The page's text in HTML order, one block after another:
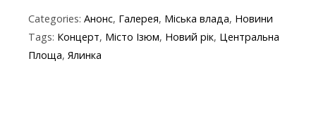
e
b
itt
er
e
gr
er at
s
y t ai
Categories: Анонс, Галерея, Міська влада, Новини
Tags: Концерт, Місто Ізюм, Новий рік, Центральна
Площа, Ялинка